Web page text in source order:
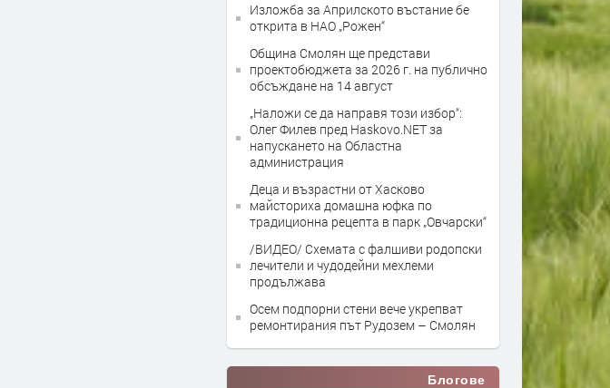
Изложба за Априлското въстание бе
открита в НАО „Рожен“
Община Смолян ще представи
проектобюджета за 2026 г. на публично
обсъждане на 14 август
„Наложи се да направя този избор“:
Олег Филев пред Haskovo.NET за
напускането на Областна
администрация
Деца и възрастни от Хасково
майсториха домашна юфка по
традиционна рецепта в парк „Овчарски“
/ВИДЕО/ Схемата с фалшиви родопски
лечители и чудодейни мехлеми
продължава
Осем подпорни стени вече укрепват
ремонтирания път Рудозем – Смолян
Блогове